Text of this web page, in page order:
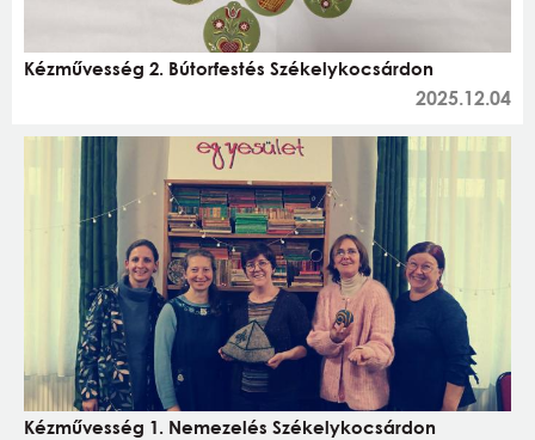
Kézművesség 2. Bútorfestés Székelykocsárdon
2025.12.04
Kézművesség 1. Nemezelés Székelykocsárdon